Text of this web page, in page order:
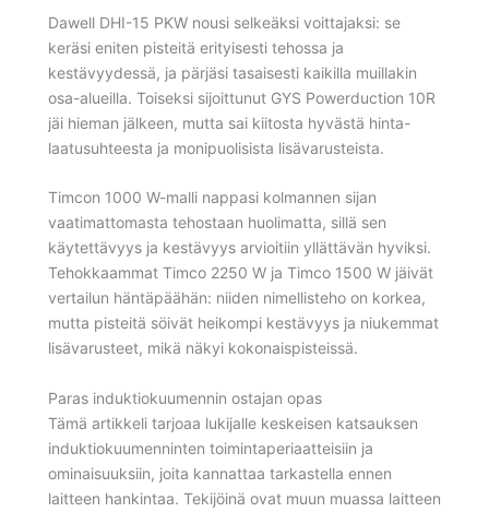
Dawell DHI-15 PKW nousi selkeäksi voittajaksi: se
keräsi eniten pisteitä erityisesti tehossa ja
kestävyydessä, ja pärjäsi tasaisesti kaikilla muillakin
osa-alueilla. Toiseksi sijoittunut GYS Powerduction 10R
jäi hieman jälkeen, mutta sai kiitosta hyvästä hinta-
laatusuhteesta ja monipuolisista lisävarusteista.
Timcon 1000 W-malli nappasi kolmannen sijan
vaatimattomasta tehostaan huolimatta, sillä sen
käytettävyys ja kestävyys arvioitiin yllättävän hyviksi.
Tehokkaammat Timco 2250 W ja Timco 1500 W jäivät
vertailun häntäpäähän: niiden nimellisteho on korkea,
mutta pisteitä söivät heikompi kestävyys ja niukemmat
lisävarusteet, mikä näkyi kokonaispisteissä.
Paras induktiokuumennin ostajan opas
Tämä artikkeli tarjoaa lukijalle keskeisen katsauksen
induktiokuumenninten toimintaperiaatteisiin ja
ominaisuuksiin, joita kannattaa tarkastella ennen
laitteen hankintaa. Tekijöinä ovat muun muassa laitteen